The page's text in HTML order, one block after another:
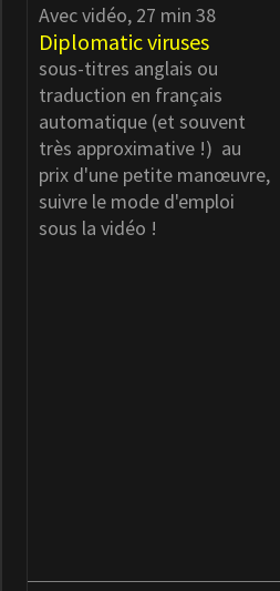
Avec vidéo, 27 min 38
Diplomatic viruses
sous-titres anglais ou
traduction en français
automatique (et souvent
très approximative !) au
prix d'une petite manœuvre,
suivre le mode d'emploi
sous la vidéo !